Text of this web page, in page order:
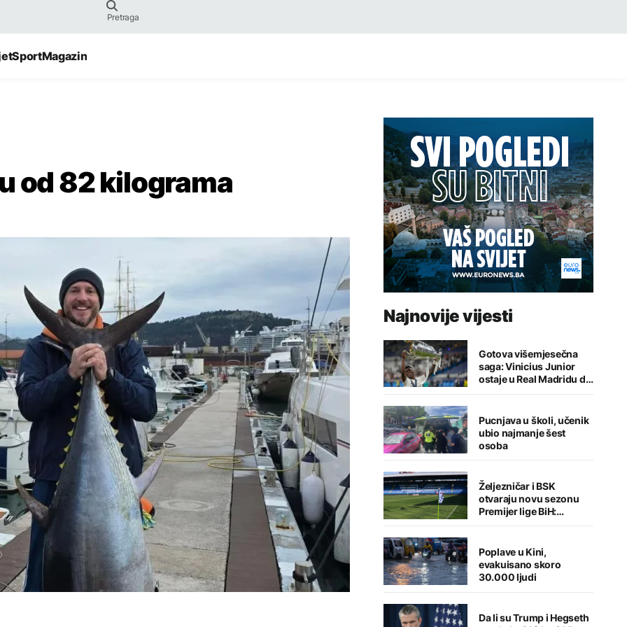
SportMagazin
od 82 kilograma
Najnovije vijesti
Gotova višemjesečna
saga: Vinicius Junior
ostaje u Real Madridu do
2032. godine
Pucnjava u školi, učenik
ubio najmanje šest
osoba
Željezničar i BSK
otvaraju novu sezonu
Premijer lige BiH:
Sarajlije u problemima,
Poplave u Kini,
evakuisano skoro
30.000 ljudi
Da li su Trump i Hegseth